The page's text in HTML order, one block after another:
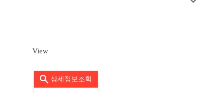
View
상세정보조회